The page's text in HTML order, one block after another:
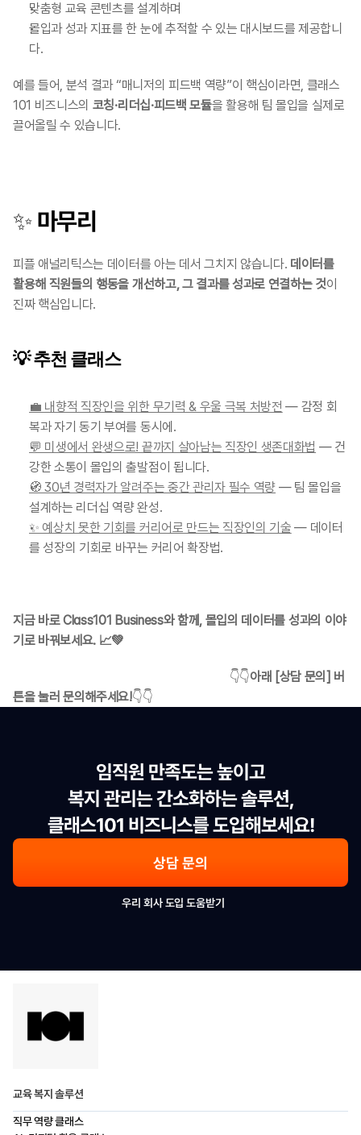
맞춤형 교육 콘텐츠를 설계하며
몰입과 성과 지표를 한 눈에 추적할 수 있는 대시보드를 제공합니
다.
예를 들어, 분석 결과 “매니저의 피드백 역량”이 핵심이라면, 클래스
101 비즈니스의 코칭·리더십·피드백 모듈을 활용해 팀 몰입을 실제로
끌어올릴 수 있습니다.
✨ 마무리
피플 애널리틱스는 데이터를 아는 데서 그치지 않습니다. 데이터를
활용해 직원들의 행동을 개선하고, 그 결과를 성과로 연결하는 것이
진짜 핵심입니다.
💡 추천 클래스
💼 내향적 직장인을 위한 무기력 & 우울 극복 처방전 — 감정 회
복과 자기 동기 부여를 동시에.
💬 미생에서 완생으로! 끝까지 살아남는 직장인 생존대화법 — 건
강한 소통이 몰입의 출발점이 됩니다.
🧭 30년 경력자가 알려주는 중간 관리자 필수 역량 — 팀 몰입을
설계하는 리더십 역량 완성.
✨ 예상치 못한 기회를 커리어로 만드는 직장인의 기술 — 데이터
를 성장의 기회로 바꾸는 커리어 확장법.
지금 바로 Class101 Business와 함께, 몰입의 데이터를 성과의 이야
기로 바꿔보세요. 📈💚
                                                                         👇👇
아래 [상담 문의] 버
튼을 눌러 문의해주세요!👇👇
임직원 만족도는 높이고
복지 관리는 간소화하는 솔루션,
클래스101 비즈니스를 도입해보세요!
상담 문의
우리 회사 도입 도움받기
교육 복지 솔루션
직무 역량 클래스